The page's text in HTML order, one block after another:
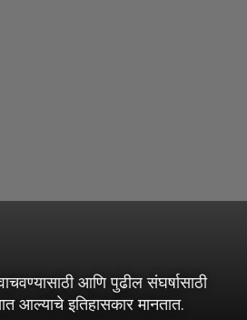
आणि पुढील संघर्षासाठी
आल्याचे इतिहासकार मानतात.